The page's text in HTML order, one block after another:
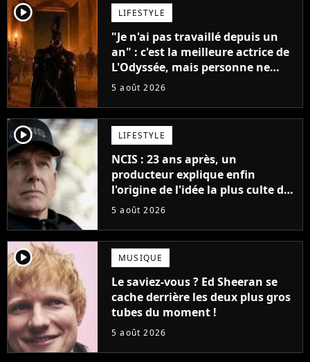
player2 LIFESTYLE
"Je n'ai pas travaillé depuis un
an" : c'est la meilleure actrice de
L'Odyssée, mais personne ne
veut lui donner de rôle au
5 août 2026
player2 LIFESTYLE
NCIS : 23 ans après, un
producteur explique enfin
l'origine de l'idée la plus culte de
la série (et on ne parle pas du
5 août 2026
player2 MUSIQUE
Le saviez-vous ? Ed Sheeran se
cache derrière les deux plus gros
tubes du moment !
5 août 2026